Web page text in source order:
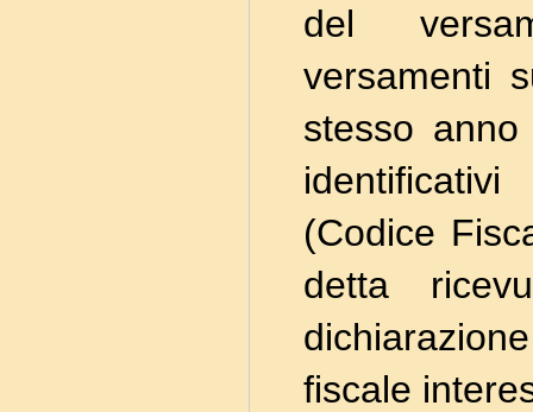
del
versamenti
stesso
(Codice
detta
fiscale